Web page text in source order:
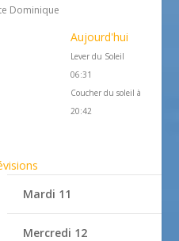
Dominique
Aujourd'hui
Lever du Soleil
06:31
Coucher du soleil à
20:42
Mardi 11
Mercredi 12